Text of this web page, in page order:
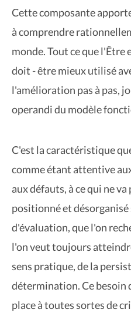
Cette composante
à comprendre
monde. Tout ce que l'Être
doit - être mieux utilisé
l'amélioration pas à pas,
operandi du modèle
C'est la caractéristique
comme étant attentive
aux défauts, à ce qui ne va
positionné et
d'évaluation, que l'on
l'on veut toujours
sens pratique, de la
détermination. Ce besoin
place à toutes sortes de